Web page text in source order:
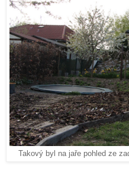
Takový byl na jaře pohled ze